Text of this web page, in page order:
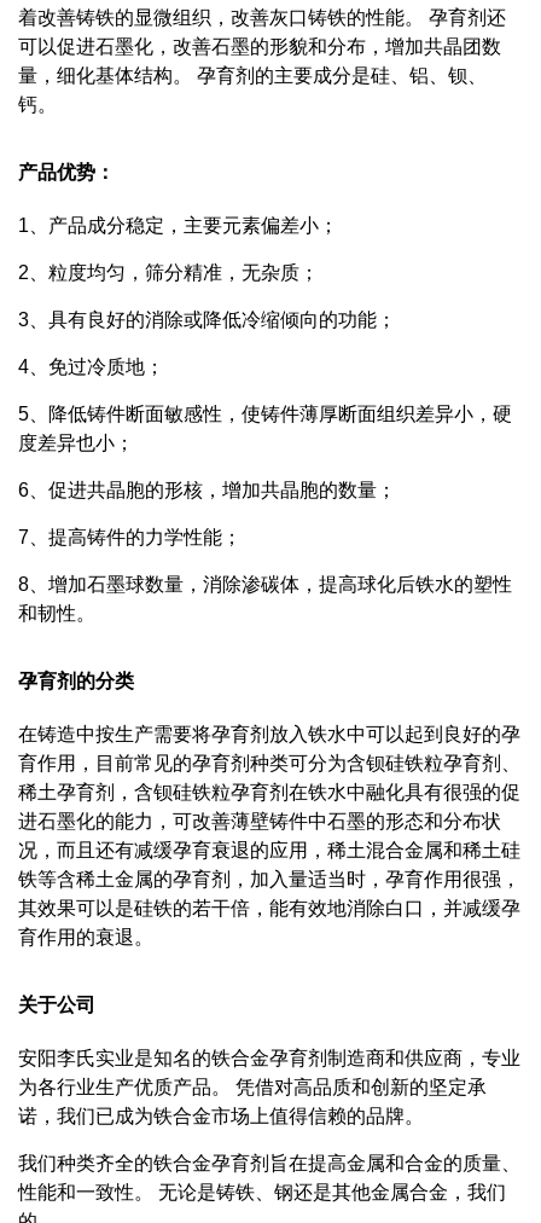
着改善铸铁的显微组织，改善灰口铸铁的性能。
孕育剂还
可以促进石墨化，改善石墨的形貌和分布，增加共晶团数
量，细化基体结构。
孕育剂的主要成分是硅、铝、钡、
钙。
产品优势：
1 、产品成分稳定，主要元素偏差小；
2 、粒度均匀，筛分精准，无杂质；
3 、具有良好的消除或降低冷缩倾向的功能；
4 、免过冷质地；
5 、降低铸件断面敏感性，使铸件薄厚断面组织差异小，硬
度差异也小；
6 、促进共晶胞的形核，增加共晶胞的数量；
7 、提高铸件的力学性能；
8 、增加石墨球数量，消除渗碳体，提高球化后铁水的塑性
和韧性。
孕育剂的分类
在铸造中按生产需要将孕育剂放入铁水中可以起到良好的孕
育作用，目前常见的孕育剂种类可分为含钡硅铁粒孕育剂、
稀土孕育剂，含钡硅铁粒孕育剂在铁水中融化具有很强的促
进石墨化的能力，可改善薄壁铸件中石墨的形态和分布状
况，而且还有减缓孕育衰退的应用，稀土混合金属和稀土硅
铁等含稀土金属的孕育剂，加入量适当时，孕育作用很强，
其效果可以是硅铁的若干倍，能有效地消除白口，并减缓孕
育作用的衰退。
关于公司
安阳李氏实业是知名的铁合金孕育剂制造商和供应商，专业
为各行业生产优质产品。
凭借对高品质和创新的坚定承
诺，我们已成为铁合金市场上值得信赖的品牌。
我们种类齐全的铁合金孕育剂旨在提高金属和合金的质量、
性能和一致性。
无论是铸铁、钢还是其他金属合金，我们